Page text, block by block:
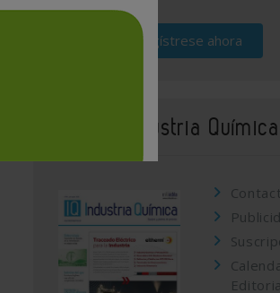
Regístrese ahora
Revista Industria Química